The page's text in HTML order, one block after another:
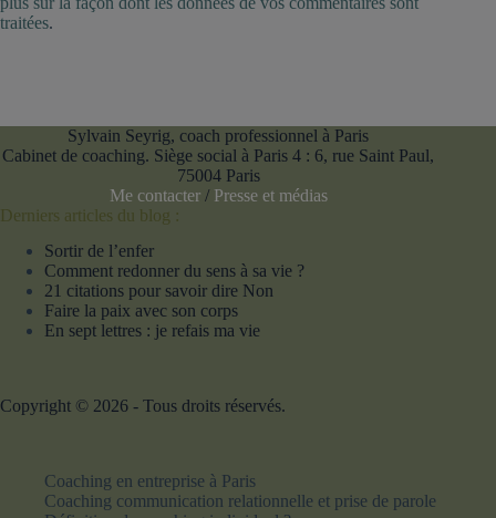
traitées.
Sylvain Seyrig, coach professionnel à Paris
Cabinet de coaching. Siège social à Paris 4 : 6, rue Saint Paul,
75004 Paris
Me contacter/ Presse et médias
Derniers articles du blog :
Sortir de l’enfer
Comment redonner du sens à sa vie ?
21 citations pour savoir dire Non
Faire la paix avec son corps
En sept lettres : je refais ma vie
Copyright © 2026 - Tous droits réservés.
Coaching en entreprise à Paris
Coaching communication relationnelle et prise de parole